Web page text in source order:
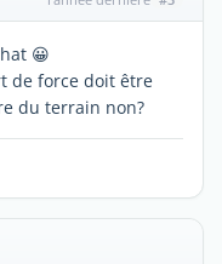
😀
de force doit être
du terrain non?